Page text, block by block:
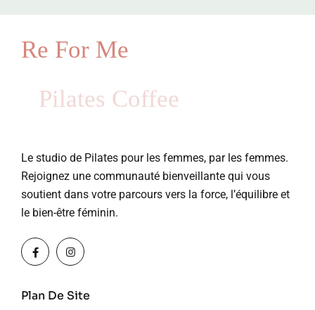
Re For Me
Pilates Coffee
Le studio de Pilates pour les femmes, par les femmes.
Rejoignez une communauté bienveillante qui vous
soutient dans votre parcours vers la force, l’équilibre et
le bien-être féminin.
Plan De Site